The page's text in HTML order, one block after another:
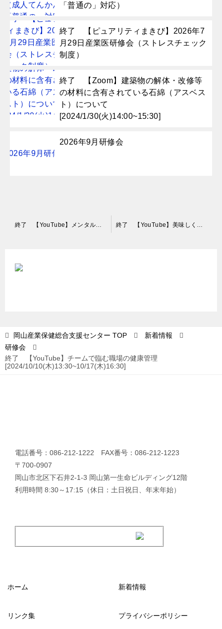
「普通の」対応）
終了 【ピュアリティまきび】2026年7
月29日産業医研修会（ストレスチェック
制度）
終了 【Zoom】建築物の解体・改修等
の材料に含有されている石綿（アスベス
ト）について
[2024/1/30(火)14:00~15:30]
2026年9月研修会
ョ
ン
岡山産業保健総合支援センター TOP
新着情報
研修会
終了 【YouTube】チームで臨む職場の健康管理
[2024/10/10(木)13:30~10/17(木)16:30]
電話番号：086-212-1222 FAX番号：086-212-1223
〒700-0907
岡山市北区下石井2-1-3 岡山第一生命ビルディング12階
利用時間 8:30～17:15（休日：土日祝日、年末年始）
ホーム 新着情報
リンク集 プライバシーポリシー